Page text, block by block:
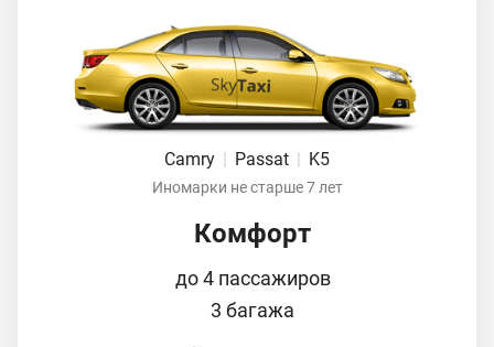
Camry Passat K5
Иномарки не старше 7 лет
Комфорт
до 4 пассажиров
3 багажа